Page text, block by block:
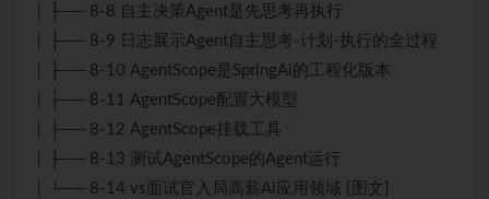
│ ├── 8-8 自主决策Agent是先思考再执行
│ ├── 8-9 日志展示Agent自主思考-计划-执行的全过程
│ ├── 8-10 AgentScope是SpringAi的工程化版本
│ ├── 8-11 AgentScope配置大模型
│ ├── 8-12 AgentScope挂载工具
│ ├── 8-13 测试AgentScope的Agent运行
│ └── 8-14 vs面试官入局高薪Ai应用领域 [图文]